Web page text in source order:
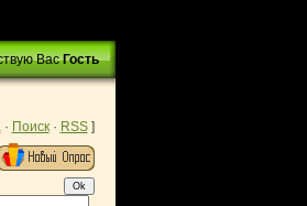
Вас Гость
· Поиск· RSS]